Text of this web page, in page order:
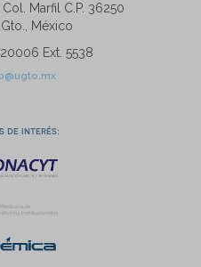
Marfil C.P. 36250
México
Ext. 5538
de interés: